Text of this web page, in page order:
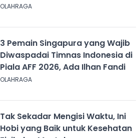
OLAHRAGA
3 Pemain Singapura yang Wajib
Diwaspadai Timnas Indonesia di
Piala AFF 2026, Ada Ilhan Fandi
OLAHRAGA
Tak Sekadar Mengisi Waktu, Ini
Hobi yang Baik untuk Kesehatan